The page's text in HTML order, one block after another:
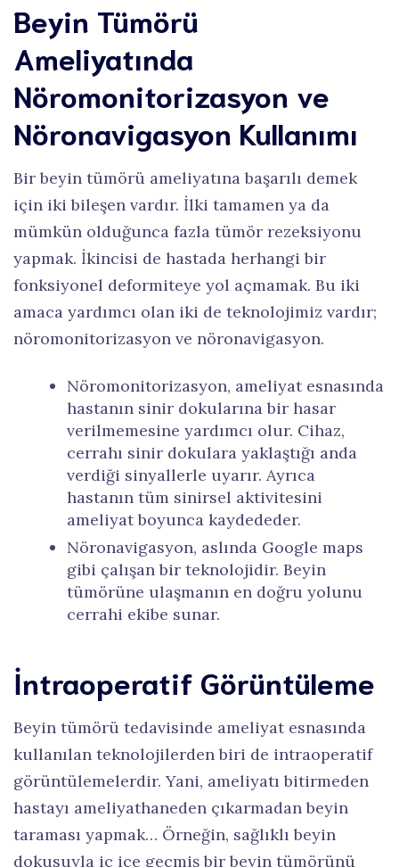
Beyin Tümörü
Ameliyatında
Nöromonitorizasyon ve
Nöronavigasyon Kullanımı
Bir beyin tümörü ameliyatına başarılı demek
için iki bileşen vardır. İlki tamamen ya da
mümkün olduğunca fazla tümör rezeksiyonu
yapmak. İkincisi de hastada herhangi bir
fonksiyonel deformiteye yol açmamak. Bu iki
amaca yardımcı olan iki de teknolojimiz vardır;
nöromonitorizasyon ve nöronavigasyon.
Nöromonitorizasyon, ameliyat esnasında
hastanın sinir dokularına bir hasar
verilmemesine yardımcı olur. Cihaz,
cerrahı sinir dokulara yaklaştığı anda
verdiği sinyallerle uyarır. Ayrıca
hastanın tüm sinirsel aktivitesini
ameliyat boyunca kaydededer.
Nöronavigasyon, aslında Google maps
gibi çalışan bir teknolojidir. Beyin
tümörüne ulaşmanın en doğru yolunu
cerrahi ekibe sunar.
İntraoperatif Görüntüleme
Beyin tümörü tedavisinde ameliyat esnasında
kullanılan teknolojilerden biri de intraoperatif
görüntülemelerdir. Yani, ameliyatı bitirmeden
hastayı ameliyathaneden çıkarmadan beyin
taraması yapmak… Örneğin, sağlıklı beyin
dokusuyla iç içe geçmiş bir beyin tümörünü